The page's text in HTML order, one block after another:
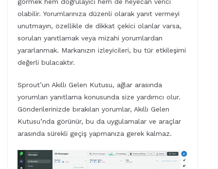
görmek hem doğrulayıcı hem de heyecan verici
olabilir. Yorumlarınıza düzenli olarak yanıt vermeyi
unutmayın, özellikle de dikkat çekici olanlar varsa,
soruları yanıtlamak veya mizahi yorumlardan
yararlanmak. Markanızın izleyicileri, bu tür etkileşimi
değerli bulacaktır.
Sprout’un Akıllı Gelen Kutusu, ağlar arasında
yorumları yanıtlama konusunda size yardımcı olur.
Gönderilerinizde bırakılan yorumlar, Akıllı Gelen
Kutusu’nda görünür, bu da uygulamalar ve araçlar
arasında sürekli geçiş yapmanıza gerek kalmaz.